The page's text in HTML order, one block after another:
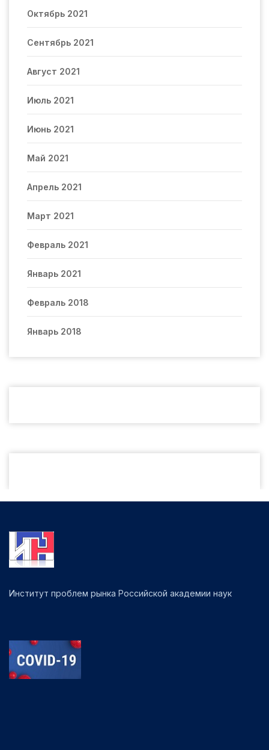
Октябрь 2021
Сентябрь 2021
Август 2021
Июль 2021
Июнь 2021
Май 2021
Апрель 2021
Март 2021
Февраль 2021
Январь 2021
Февраль 2018
Январь 2018
Институт проблем рынка Российской академии наук